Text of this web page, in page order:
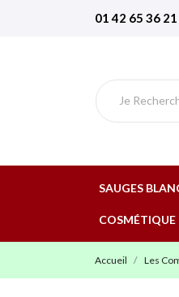
01 42 65 36
SAUGES
COSMÉTIQUE
Accueil Les